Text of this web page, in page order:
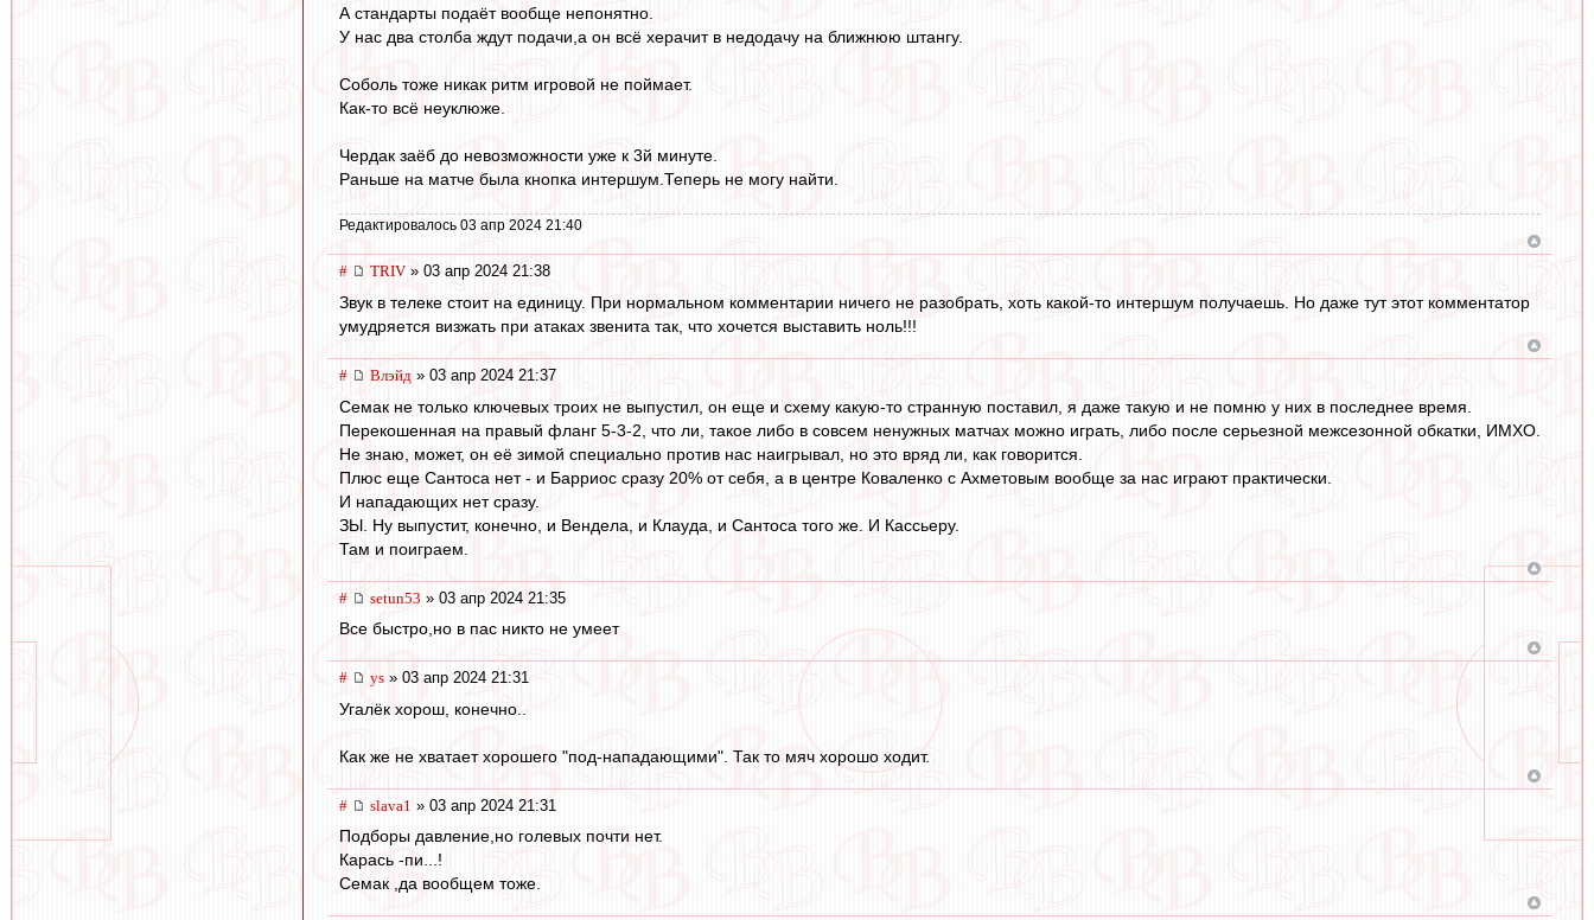
А стандарты подаёт вообще непонятно.
У нас два столба ждут подачи,а он всё херачит в недодачу на ближнюю штангу.
Соболь тоже никак ритм игровой не поймает.
Как-то всё неуклюже.
Чердак заёб до невозможности уже к 3й минуте.
Раньше на матче была кнопка интершум.Теперь не могу найти.
Редактировалось 03 апр 2024 21:40
# TRIV » 03 апр 2024 21:38
Звук в телеке стоит на единицу. При нормальном комментарии ничего не разобрать, хоть какой-то интершум получаешь. Но даже тут этот комментатор
умудряется визжать при атаках звенита так, что хочется выставить ноль!!!
# Влэйд » 03 апр 2024 21:37
Семак не только ключевых троих не выпустил, он еще и схему какую-то странную поставил, я даже такую и не помню у них в последнее время.
Перекошенная на правый фланг 5-3-2, что ли, такое либо в совсем ненужных матчах можно играть, либо после серьезной межсезонной обкатки, ИМХО.
Не знаю, может, он её зимой специально против нас наигрывал, но это вряд ли, как говорится.
Плюс еще Сантоса нет - и Барриос сразу 20% от себя, а в центре Коваленко с Ахметовым вообще за нас играют практически.
И нападающих нет сразу.
ЗЫ. Ну выпустит, конечно, и Вендела, и Клауда, и Сантоса того же. И Кассьеру.
Там и поиграем.
# setun53 » 03 апр 2024 21:35
Все быстро,но в пас никто не умеет
# ys » 03 апр 2024 21:31
Угалёк хорош, конечно..
Как же не хватает хорошего "под-нападающими". Так то мяч хорошо ходит.
# slava1 » 03 апр 2024 21:31
Подборы давление,но голевых почти нет.
Карась -пи...!
Семак ,да вообщем тоже.